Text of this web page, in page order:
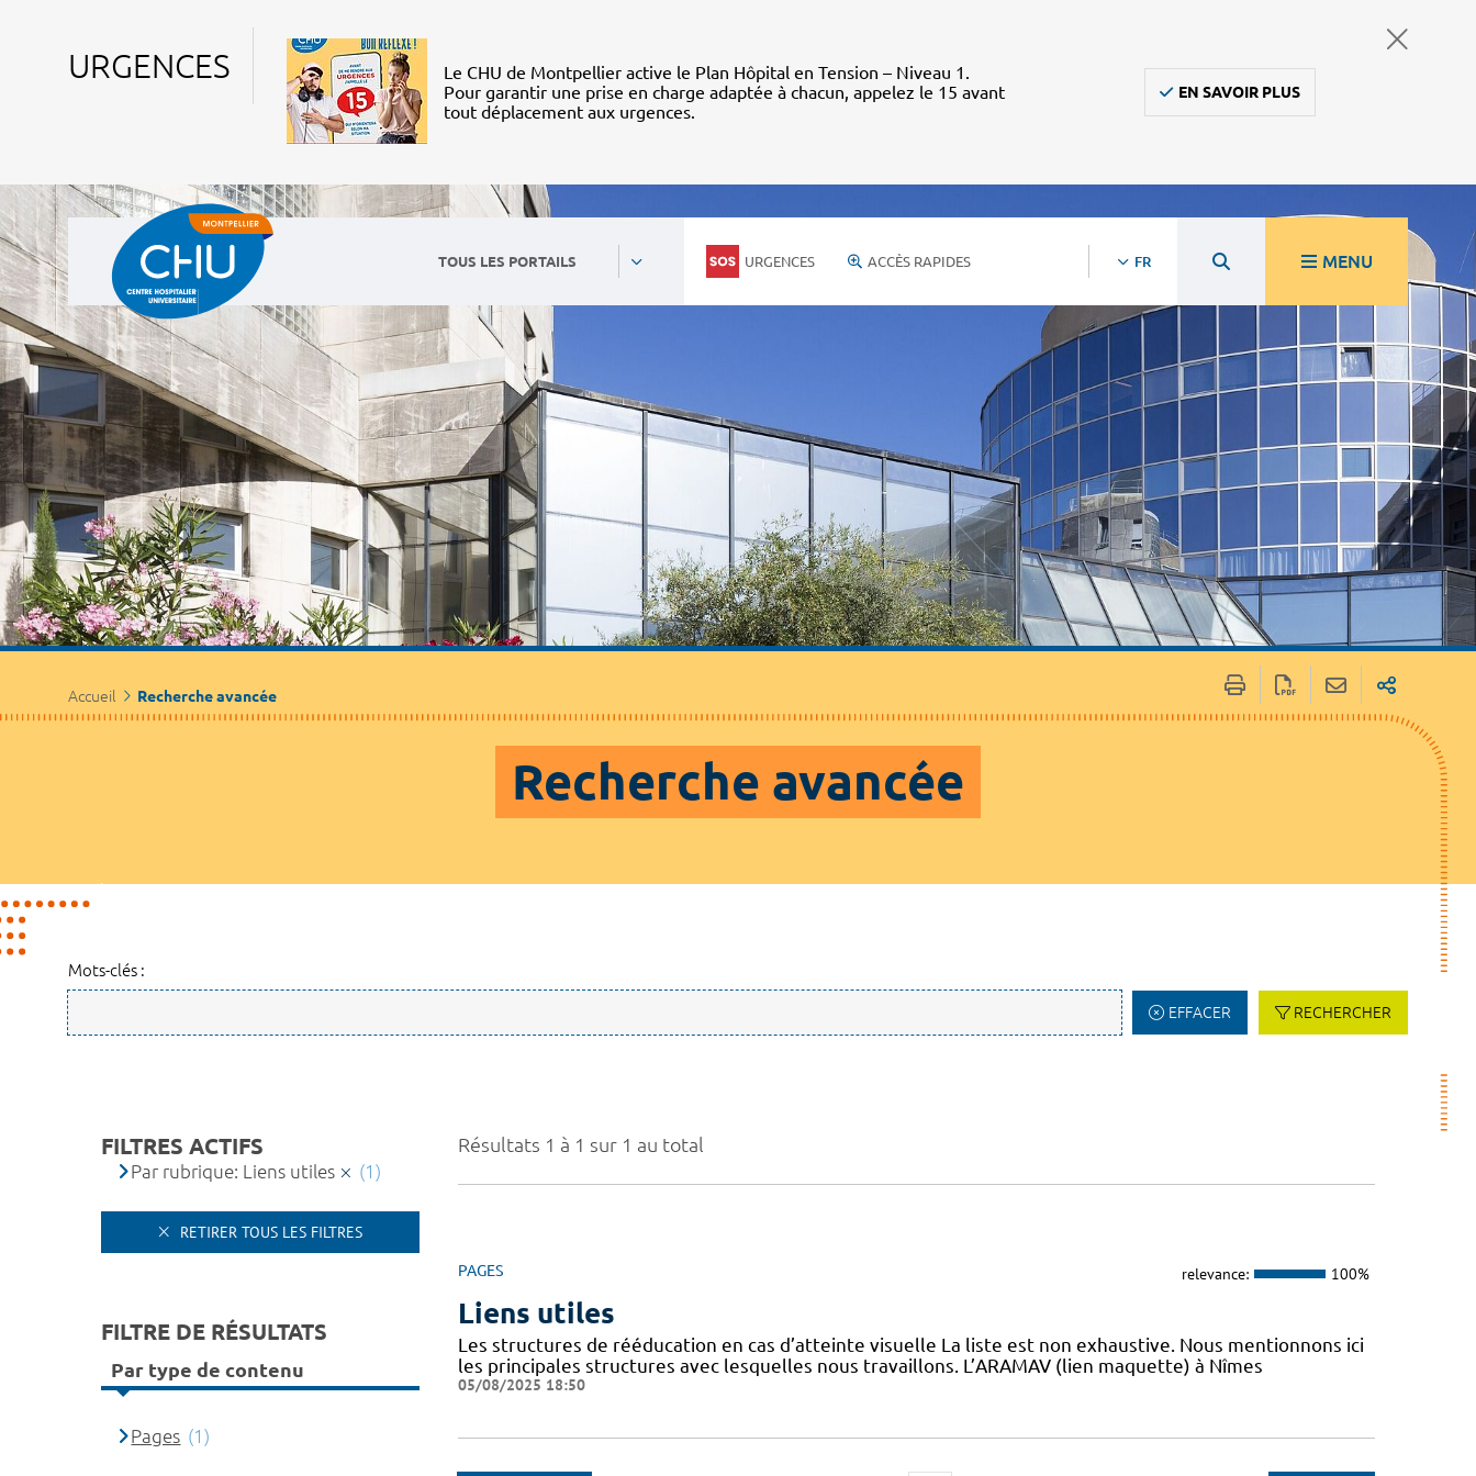
URGENCES
Le CHU de Montpellier active le Plan Hôpital en Tension – Niveau 1.
Pour garantir une prise en charge adaptée à chacun, appelez le 15 avant
tout déplacement aux urgences.
EN SAVOIR PLUS
TOUS LES PORTAILS URGENCES ACCÈS RAPIDES FR MENU
Accueil Recherche avancée
Recherche avancée
Mots-clés :
EFFACER RECHERCHER
Résultats 1 à 1 sur 1 au total
PAGES relevance: 100%
Liens utiles
Les structures de rééducation en cas d’atteinte visuelle La liste est non exhaustive. Nous mentionnons ici
les principales structures avec lesquelles nous travaillons. L’ARAMAV (lien maquette) à Nîmes
05/08/2025 18:50
FILTRES ACTIFS
Par rubrique: Liens utiles (1)
RETIRER TOUS LES FILTRES
FILTRE DE RÉSULTATS
Par type de contenu
Pages (1)